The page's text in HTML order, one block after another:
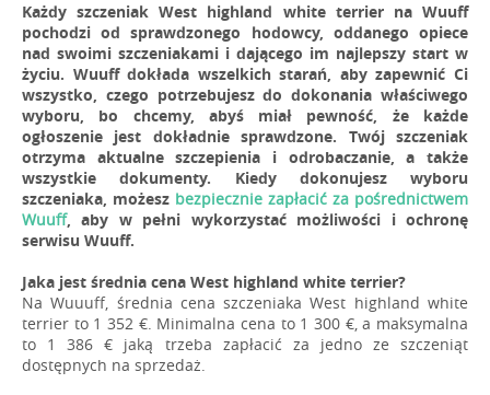
Każdy szczeniak West highland white terrier na Wuuff
pochodzi od sprawdzonego hodowcy, oddanego opiece
nad swoimi szczeniakami i dającego im najlepszy start w
życiu. Wuuff dokłada wszelkich starań, aby zapewnić Ci
wszystko, czego potrzebujesz do dokonania właściwego
wyboru, bo chcemy, abyś miał pewność, że każde
ogłoszenie jest dokładnie sprawdzone. Twój szczeniak
otrzyma aktualne szczepienia i odrobaczanie, a także
wszystkie dokumenty. Kiedy dokonujesz wyboru
szczeniaka, możesz bezpiecznie zapłacić za pośrednictwem
Wuuff, aby w pełni wykorzystać możliwości i ochronę
serwisu Wuuff.
Jaka jest średnia cena West highland white terrier?
Na Wuuuff, średnia cena szczeniaka West highland white
terrier to 1 352 €. Minimalna cena to 1 300 €, a maksymalna
to 1 386 € jaką trzeba zapłacić za jedno ze szczeniąt
dostępnych na sprzedaż.